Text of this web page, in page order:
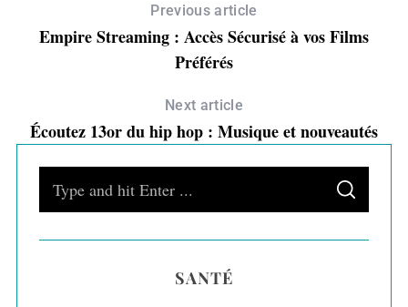
Previous article
Empire Streaming : Accès Sécurisé à vos Films
Préférés
Next article
Écoutez 13or du hip hop : Musique et nouveautés
S
A
C
SANTÉ